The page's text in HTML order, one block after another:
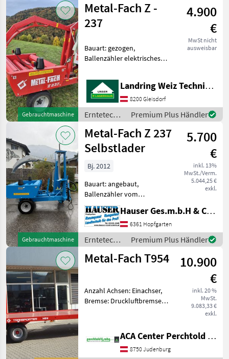
Metal-Fach
Gebrauchtmaschine
Metal-Fach Z -
237
4.900
€
MwSt nicht
ausweisbar
Bauart: gezogen,
Ballenzähler elektrisches
Folienvorstecker ca. 500
Ballen Erntetechnik
Grünland Wickelmaschinen
Landring Weiz Technikzentrum Süd
8200 Gleisdorf
Erntetechnik
Grünland /
Metal-Fach
Premium Plus Händler
Gebrauchtmaschine
Metal-Fach Z 237
Selbstlader
5.700
€
inkl. 13%
MwSt./Verm.
5.044,25 €
exkl.
Bj. 2012
Bauart: angebaut,
Ballenzähler vom
Vorbesitzer auf 3 Punkt
umgebaut, voll
funktionstauglich ca. 1500
Ballen gewickelt, wurde nur
für Eigengebraucht
verwendet kann a
Hauser Ges.m.b.H & Co.KG
6361 Hopfgarten
Erntetechnik
Grünland /
Metal-Fach
Premium Plus Händler
Metal-Fach T954
10.900
€
inkl. 20 %
MwSt.
9.083,33 €
exkl.
Anzahl Achsen: Einachser,
Bremse: Druckluftbremse,
5900 kg + Eigengewicht:
1500 kg + Bereifung 400/60-
ACA Center Perchtold - Perchtold & Sohn GmbH
8750 Judenburg